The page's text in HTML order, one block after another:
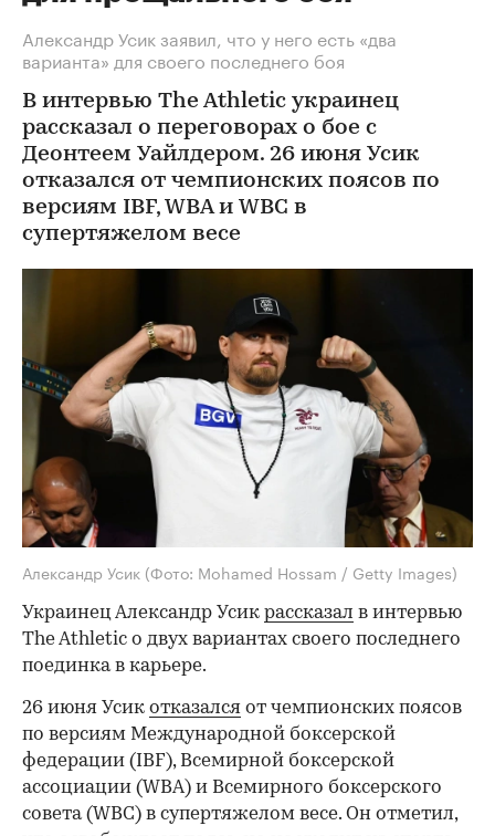
Александр Усик заявил, что у него есть «два
варианта» для своего последнего боя
В интервью The Athletic украинец
рассказал о переговорах о бое с
Деонтеем Уайлдером. 26 июня Усик
отказался от чемпионских поясов по
версиям IBF, WBA и WBC в
супертяжелом весе
Александр Усик (Фото: Mohamed Hossam / Getty Images)
Украинец Александр Усик рассказал в интервью
The Athletic о двух вариантах своего последнего
поединка в карьере.
26 июня Усик отказался от чемпионских поясов
по версиям Международной боксерской
федерации (IBF), Всемирной боксерской
ассоциации (WBA) и Всемирного боксерского
совета (WBC) в супертяжелом весе. Он отметил,